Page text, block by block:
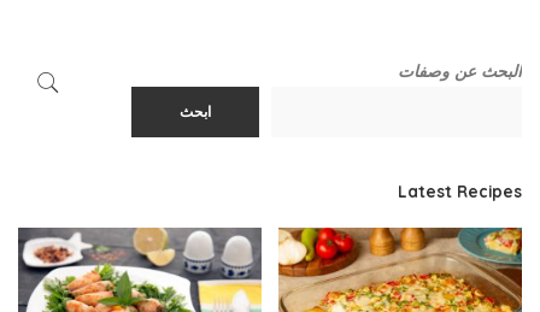
البحث عن وصفات
ابحث
Latest Recipes